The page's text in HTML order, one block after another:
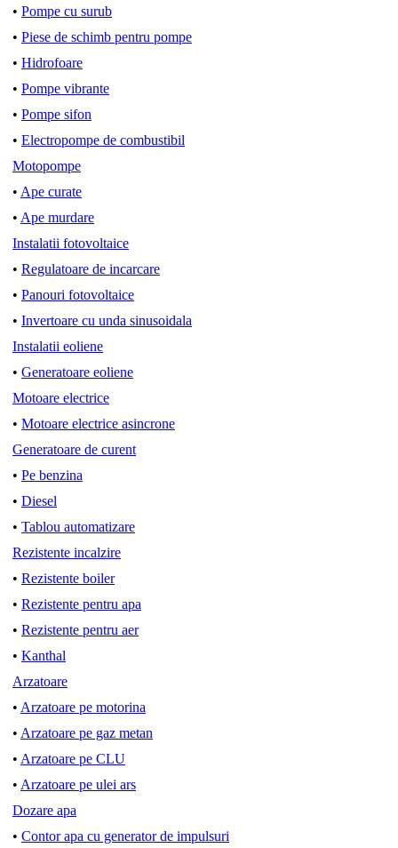
• Pompe cu surub
• Piese de schimb pentru pompe
• Hidrofoare
• Pompe vibrante
• Pompe sifon
• Electropompe de combustibil
Motopompe
• Ape curate
• Ape murdare
Instalatii fotovoltaice
• Regulatoare de incarcare
• Panouri fotovoltaice
• Invertoare cu unda sinusoidala
Instalatii eoliene
• Generatoare eoliene
Motoare electrice
• Motoare electrice asincrone
Generatoare de curent
• Pe benzina
• Diesel
• Tablou automatizare
Rezistente incalzire
• Rezistente boiler
• Rezistente pentru apa
• Rezistente pentru aer
• Kanthal
Arzatoare
• Arzatoare pe motorina
• Arzatoare pe gaz metan
• Arzatoare pe CLU
• Arzatoare pe ulei ars
Dozare apa
• Contor apa cu generator de impulsuri